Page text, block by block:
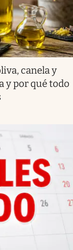
canela y
y por qué todo